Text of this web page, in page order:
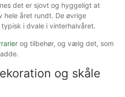
det er sjovt og hyggeligt at
hele året rundt. De øvrige
i dvale i vinterhalvåret.
og tilbehør, og vælg det, som
og skåle